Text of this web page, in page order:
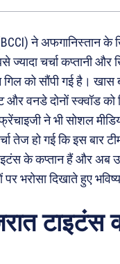
ने अफगानिस्तान
ज्यादा चर्चा कप्तानी
को सौंपी गई है। खास
और वनडे दोनों स्क्वॉड
ने भी सोशल
तेज हो गई कि इस बार
के कप्तान हैं और अब उन्हें
भरोसा दिखाते हुए
टाइटंस